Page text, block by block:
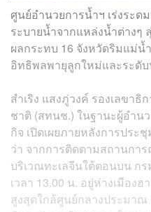
ศูนย์อำนวยการน้ำฯ เร่งระด
ระบายน้ำจากแหล่งน้ำต่างๆ
ผลกระทบ 16 จังหวัดริมแม่น้
อิทธิพลพายุลูกใหม่และระดั
สำเริง แสงภู่วงค์ รองเลขา
ชาติ (สทนช.) ในฐานะผู้อำน
กิจ เปิดเผยภายหลังการประ
ว่า จากการติดตามสถานกา
บริเวณทะเลจีนใต้ตอนบน ก
เวลา 13.00 น. อยู่ห่างเมือง
สูงสุดใกล้ศูนย์กลางประมาณ